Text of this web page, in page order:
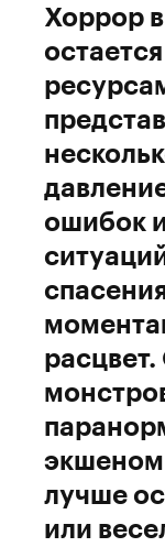
Хоррор
ошибок
лучше
или